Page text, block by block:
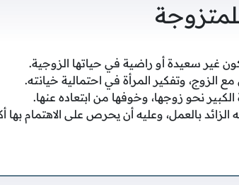
غير سعيدة أو راضية في حياتها الزوجية.
الزوج، وتفكير المرأة في احتمالية خيانته.
نحو زوجها، وخوفها من ابتعاده عنها.
بالعمل، وعليه أن يحرص على الاهتمام بها